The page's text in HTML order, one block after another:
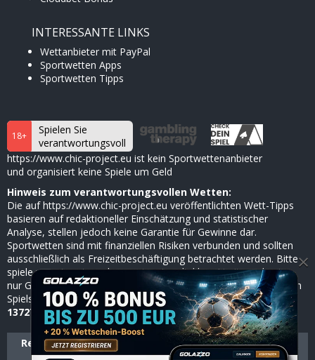
INTERESSANTE LINKS
Wettanbieter mit PayPal
Sportwetten Apps
Sportwetten Tipps
18+
Spielen Sie
verantwortungsvoll
https://www.chic-project.eu ist kein Sportwettenanbieter
und organisiert keine Spiele um Geld
Hinweis zum verantwortungsvollen Wetten:
Die auf https://www.chic-project.eu veröffentlichten Wett-Tipps
basieren auf redaktioneller Einschätzung und statistischer
Analyse, stellen jedoch keine Garantie für Gewinne dar.
Sportwetten sind mit finanziellen Risiken verbunden und sollten
ausschließlich als Freizeitbeschäftigung betrachtet werden. Bitte
spiele verantwortungsbewusst, setze dir klare Limits und nutze
nur Geld, dessen Verlust du verkraften kannst. Bei Anzeichen von
Spielsucht hilft dieBZgAanonym und kostenlos unter0800
1372700(ab 18 Jahren).
Redaktion & Experten
Reaktionelle Richtlinien
×